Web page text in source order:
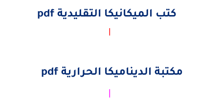
كتب الميكانيكا التقليدية pdf
مكتبة الديناميكا الحرارية pdf
|